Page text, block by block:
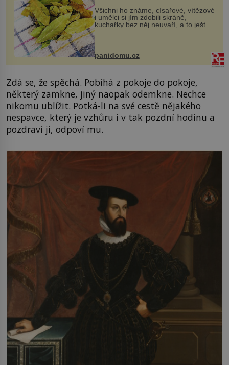
Všichni ho známe, císařové, vítězové
i umělci si jím zdobili skráně,
kuchařky bez něj neuvaří, a to ještě
nevíte, že bobkový list může výrazně
zmírnit některé naše neduhy.
Obsahuje v malém množství ně...
panidomu.cz
Zdá se, že spěchá. Pobíhá z pokoje do pokoje,
některý zamkne, jiný naopak odemkne. Nechce
nikomu ublížit. Potká-li na své cestě nějakého
nespavce, který je vzhůru i v tak pozdní hodinu a
pozdraví ji, odpoví mu.